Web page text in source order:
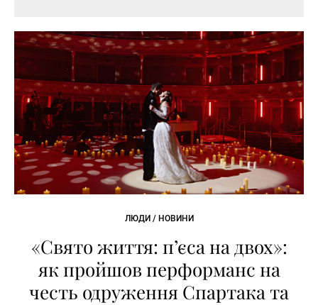
ЛЮДИ / НОВИНИ
«Свято життя: п’єса на двох»:
як пройшов перформанс на
честь одруження Спартака та